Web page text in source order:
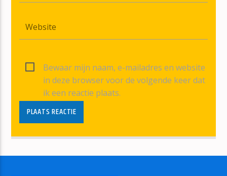
Bewaar mijn naam, e-mailadres en website
in deze browser voor de volgende keer dat
ik een reactie plaats.